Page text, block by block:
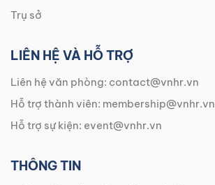
Trụ sở
LIÊN HỆ VÀ HỖ TRỢ
Liên hệ văn phòng: contact@vnhr.vn
Hỗ trợ thành viên: membership@vnhr.vn
Hỗ trợ sự kiện: event@vnhr.vn
THÔNG TIN